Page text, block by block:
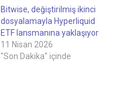
Bitwise, değiştirilmiş ikinci
dosyalamayla Hyperliquid
ETF lansmanına yaklaşıyor
11 Nisan 2026
"Son Dakika" içinde